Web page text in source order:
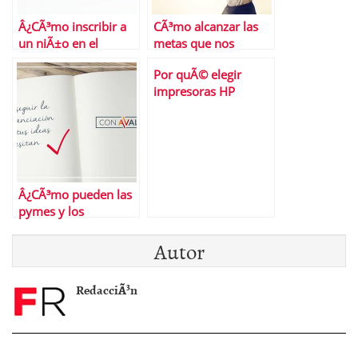
Â¿CÃ³mo inscribir a
un niÃ±o en el
registro de manera
digital?
CÃ³mo alcanzar las
metas que nos
Â¿CÃ³mo pueden las
pymes y los
Por quÃ© elegir
impresoras HP
Autor
RedacciÃ³n